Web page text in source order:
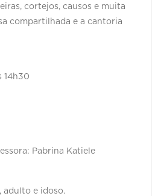
cortejos, causos e muita
compartilhada e a cantoria
14h30
Pabrina Katiele
adulto e idoso.